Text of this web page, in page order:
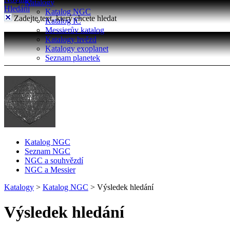
Katalogy
Katalog NGC
Katalog IC
Messierův katalog
Katalogy hvězd
Katalogy exoplanet
Seznam planetek
Hledání
Zadejte text, který chcete hledat
Katalog NGC
Seznam NGC
NGC a souhvězdí
NGC a Messier
Katalogy > Katalog NGC > Výsledek hledání
Výsledek hledání